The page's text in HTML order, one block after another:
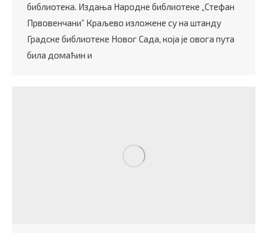
библиотека. Издања Народне библиотеке „Стефан
Првовенчани” Краљево изложене су на штанду
Градске библиотеке Новог Сада, која је овога пута
била домаћин и